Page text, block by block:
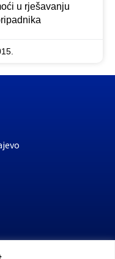
u rješavanju